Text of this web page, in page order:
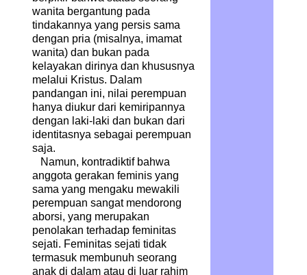
wanita bergantung pada
tindakannya yang persis sama
dengan pria (misalnya, imamat
wanita) dan bukan pada
kelayakan dirinya dan khususnya
melalui Kristus. Dalam
pandangan ini, nilai perempuan
hanya diukur dari kemiripannya
dengan laki-laki dan bukan dari
identitasnya sebagai perempuan
saja.
Namun, kontradiktif bahwa
anggota gerakan feminis yang
sama yang mengaku mewakili
perempuan sangat mendorong
aborsi, yang merupakan
penolakan terhadap feminitas
sejati. Feminitas sejati tidak
termasuk membunuh seorang
anak di dalam atau di luar rahim